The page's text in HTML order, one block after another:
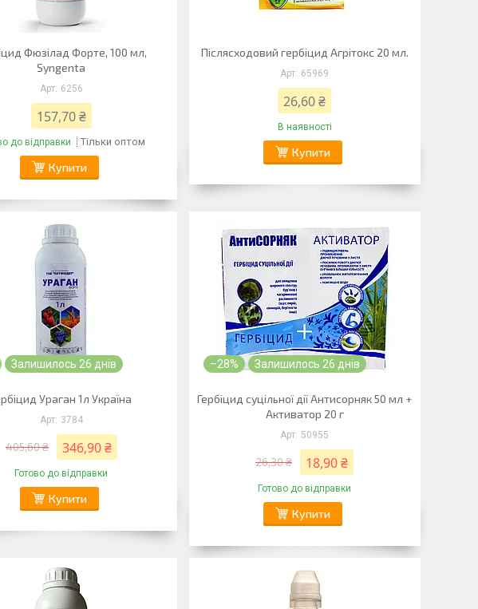
Фюзілад Форте, 100 мл,
Syngenta
6256
157,70 ₴
до відправки Тільки оптом
Купити
Післясходовий гербіцид Агрітокс 20 мл.
65969
26,60 ₴
В наявності
Купити
Залишилось 26 днів
Ураган 1л Україна
3784
405,60 ₴ 346,90 ₴
Готово до відправки
Купити
–28% Залишилось 26 днів
Гербіцид суцільної дії Антисорняк 50 мл +
Активатор 20 г
50955
26,30 ₴ 18,90 ₴
Готово до відправки
Купити